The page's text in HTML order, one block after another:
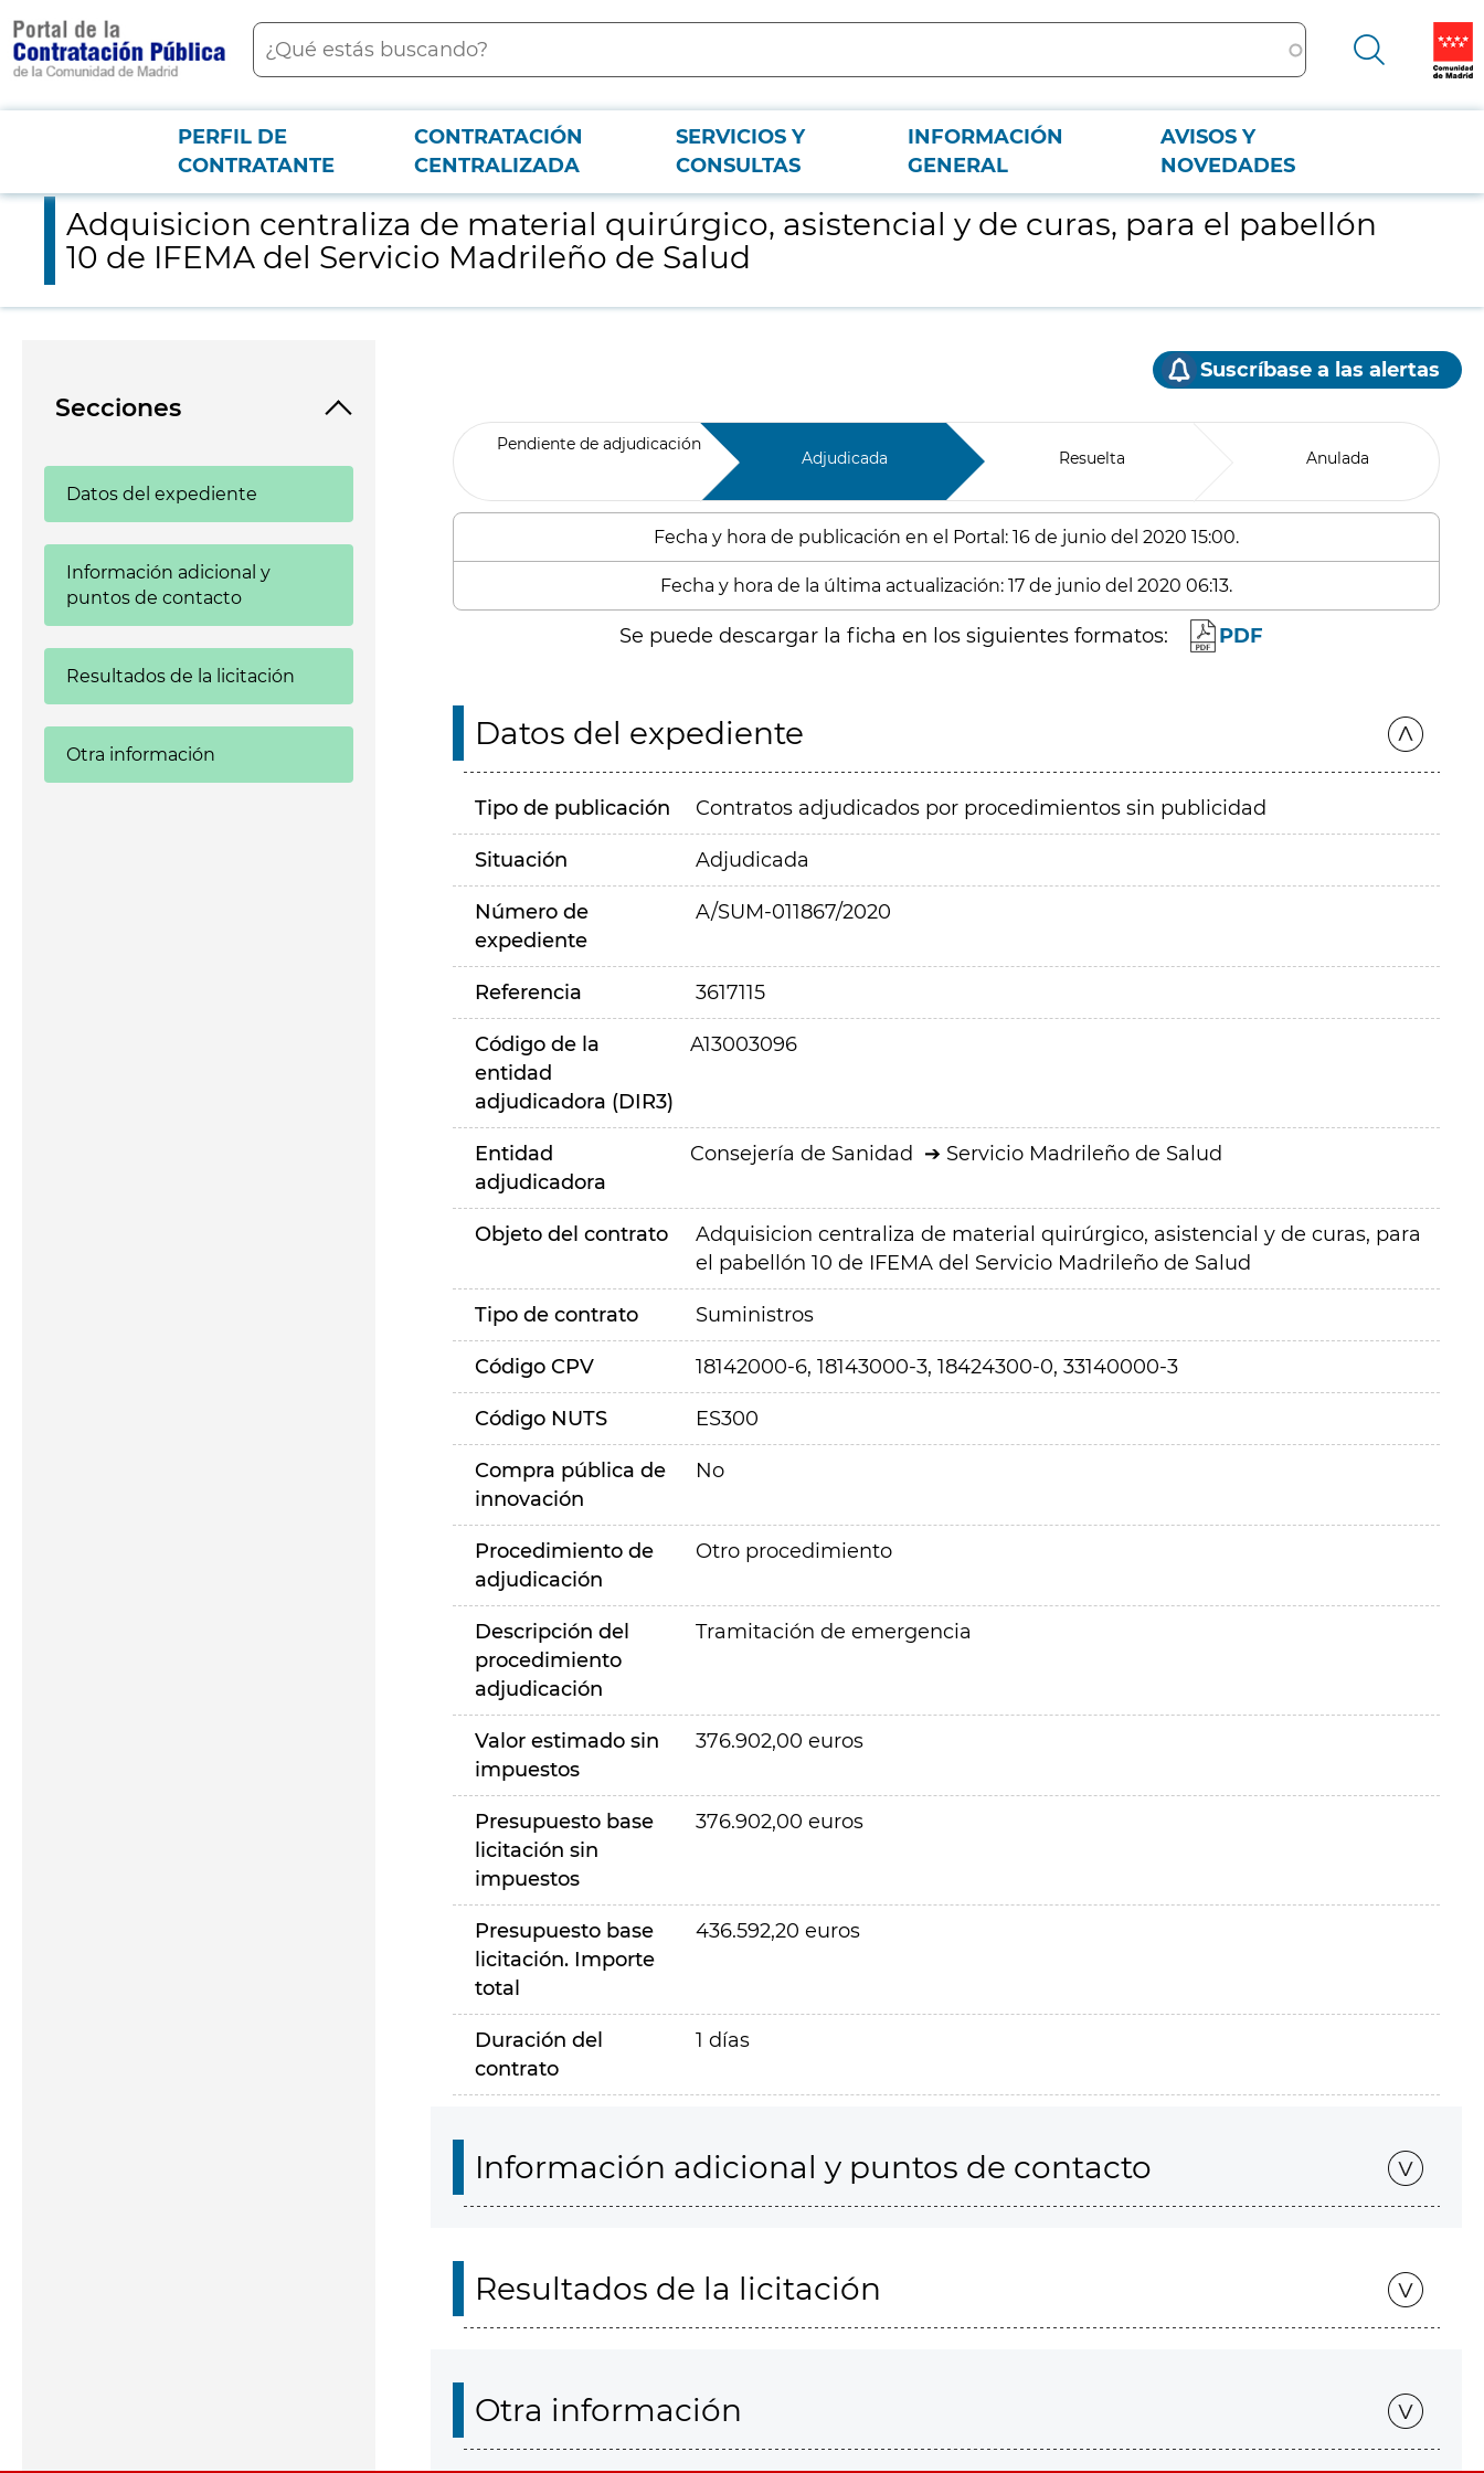
contenido
principal
Buscar
Menú PCON
PERFIL DE
CONTRATANTE
CONTRATACIÓN
CENTRALIZADA
SERVICIOS Y
CONSULTAS
INFORMACIÓN
GENERAL
AVISOS Y
NOVEDADES
Adquisicion centraliza de material quirúrgico, asistencial y de curas, para el pabellón 10 de IFEMA del Servicio Madrileño de Salud
Adquisicion centraliza de material quirúrgico, asistencial y de curas, para el pabellón
10 de IFEMA del Servicio Madrileño de Salud
Secciones
Datos del expediente
Información adicional y
puntos de contacto
Resultados de la licitación
Otra información
Suscríbase a las alertas
Pendiente de adjudicación
Adjudicada Resuelta Anulada
Fecha y hora de publicación en el Portal: 16 de junio del 2020 15:00.
Fecha y hora de la última actualización: 17 de junio del 2020 06:13.
Se puede descargar la ficha en los siguientes formatos: PDF
Datos del expediente
Tipo de publicación Contratos adjudicados por procedimientos sin publicidad
Situación Adjudicada
Número de
expediente
A/SUM-011867/2020
Referencia 3617115
Código de la
entidad
adjudicadora (DIR3)
A13003096
Entidad
adjudicadora
Consejería de Sanidad Servicio Madrileño de Salud
Objeto del contrato
Adquisicion centraliza de material quirúrgico, asistencial y de curas, para
el pabellón 10 de IFEMA del Servicio Madrileño de Salud
Tipo de contrato Suministros
Código CPV 18142000-6, 18143000-3, 18424300-0, 33140000-3
Código NUTS ES300
Compra pública de
innovación
No
Procedimiento de
adjudicación
Otro procedimiento
Descripción del
procedimiento
adjudicación
Tramitación de emergencia
Valor estimado sin
impuestos
376.902,00 euros
Presupuesto base
licitación sin
impuestos
376.902,00 euros
Presupuesto base
licitación. Importe
total
436.592,20 euros
Duración del
contrato
1 días
Información adicional y puntos de contacto
Resultados de la licitación
Otra información